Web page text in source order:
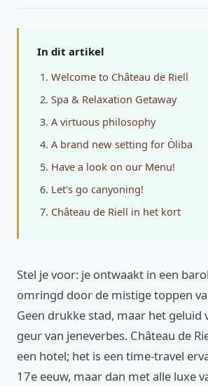
In dit artikel
Welcome to Château de Riell
Spa & Relaxation Getaway
A virtuous philosophy
A brand new setting for Òliba
Have a look on our Menu!
Let's go canyoning!
Château de Riell in het kort
Stel je voor: je ontwaakt in een
omringd door de mistige toppen
Geen drukke stad, maar het geluid
geur van jeneverbes. Château de
een hotel; het is een time-travel
17e eeuw, maar dan met alle luxe